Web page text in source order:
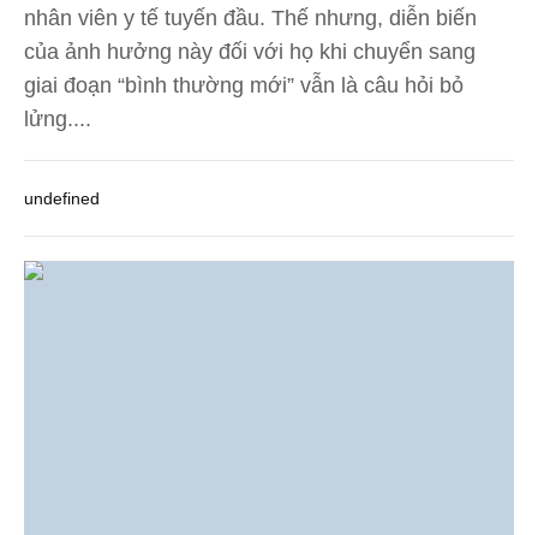
nhân viên y tế tuyến đầu. Thế nhưng, diễn biến
của ảnh hưởng này đối với họ khi chuyển sang
giai đoạn “bình thường mới” vẫn là câu hỏi bỏ
lửng....
undefined